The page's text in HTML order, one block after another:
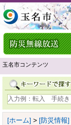
玉名市コンテンツ
[ホーム] > [防災情報]